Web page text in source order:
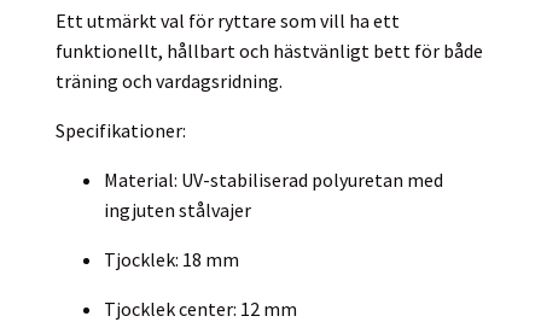
Ett utmärkt val för ryttare som vill ha ett
funktionellt, hållbart och hästvänligt bett för både
träning och vardagsridning.
Specifikationer:
Material: UV-stabiliserad polyuretan med
ingjuten stålvajer
Tjocklek: 18 mm
Tjocklek center: 12 mm